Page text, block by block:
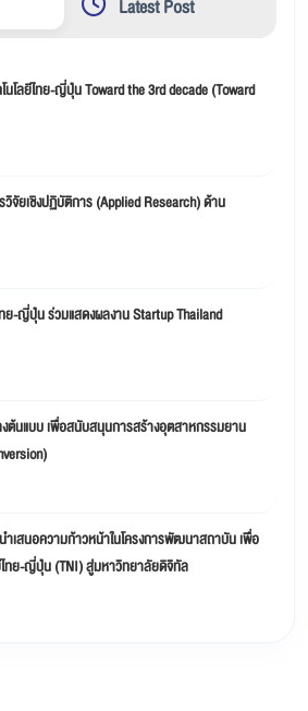
Latest Post
โลยีไทย-ญี่ปุ่น Toward the 3rd decade (Toward
วิจัยเชิงปฏิบัติการ (Applied Research) ด้าน
ย-ญี่ปุ่น ร่วมแสดงผลงาน Startup Thailand
ต้นแบบ เพื่อสนับสนุนการสร้างอุตสาหกรรมยาน
เสนอความก้าวหน้าในโครงการพัฒนาสถาบัน เพื่อ
ไทย-ญี่ปุ่น (TNI) สู่มหาวิทยาลัยดิจิทัล